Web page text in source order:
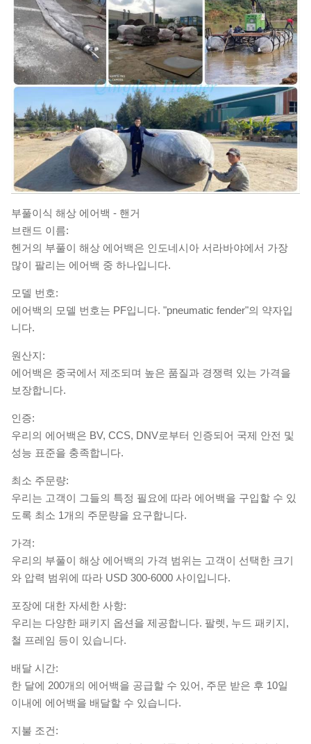
부풀이식 해상 에어백 - 핸거
브랜드 이름:
헨거의 부풀이 해상 에어백은 인도네시아 서라바야에서 가장
많이 팔리는 에어백 중 하나입니다.
모델 번호:
에어백의 모델 번호는 PF입니다. "pneumatic fender"의 약자입
니다.
원산지:
에어백은 중국에서 제조되며 높은 품질과 경쟁력 있는 가격을
보장합니다.
인증:
우리의 에어백은 BV, CCS, DNV로부터 인증되어 국제 안전 및
성능 표준을 충족합니다.
최소 주문량:
우리는 고객이 그들의 특정 필요에 따라 에어백을 구입할 수 있
도록 최소 1개의 주문량을 요구합니다.
가격:
우리의 부풀이 해상 에어백의 가격 범위는 고객이 선택한 크기
와 압력 범위에 따라 USD 300-6000 사이입니다.
포장에 대한 자세한 사항:
우리는 다양한 패키지 옵션을 제공합니다. 팔렛, 누드 패키지,
철 프레임 등이 있습니다.
배달 시간:
한 달에 200개의 에어백을 공급할 수 있어, 주문 받은 후 10일
이내에 에어백을 배달할 수 있습니다.
지불 조건: